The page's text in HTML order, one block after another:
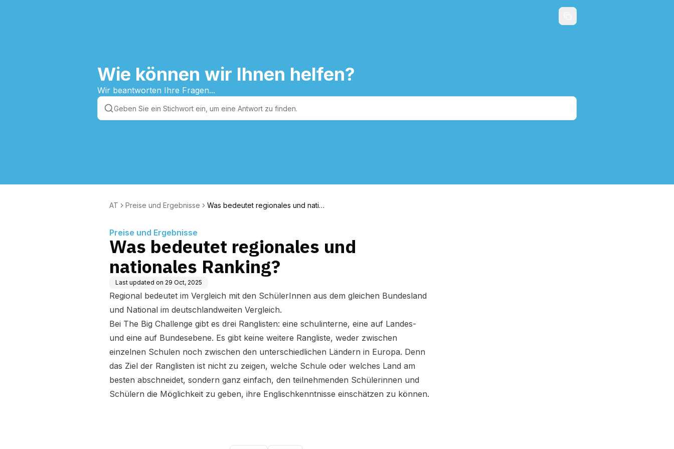
Wie können wir Ihnen helfen?
Wir beantworten Ihre Fragen...
AT Preise und Ergebnisse
Was bedeutet regionales und nation
Preise und Ergebnisse
Was bedeutet regionales und
nationales Ranking?
Last updated on 29 Oct, 2025
Regional bedeutet im Vergleich mit den SchülerInnen aus dem gleichen Bundesland
und National im deutschlandweiten Vergleich.
Bei The Big Challenge gibt es drei Ranglisten: eine schulinterne, eine auf Landes-
und eine auf Bundesebene. Es gibt keine weitere Rangliste, weder zwischen
einzelnen Schulen noch zwischen den unterschiedlichen Ländern in Europa. Denn
das Ziel der Ranglisten ist nicht zu zeigen, welche Schule oder welches Land am
besten abschneidet, sondern ganz einfach, den teilnehmenden Schülerinnen und
Schülern die Möglichkeit zu geben, ihre Englischkenntnisse einschätzen zu können.